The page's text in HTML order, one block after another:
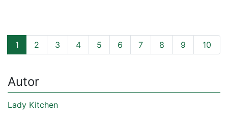
1 2 3 4 5 6 7 8 9 10
Autor
Lady Kitchen